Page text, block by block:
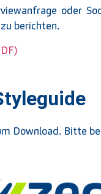
oder
berichten.
Download. Bitte